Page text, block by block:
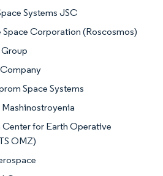
Systems JSC
Space Corporation (Roscosmos)
Group
Space Systems
Center for Earth Operative
OMZ)